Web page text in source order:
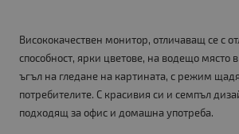
Висококачествен монитор, отличаващ се с
способност, ярки цветове, на водещо място
ъгъл на гледане на картината, с режим
потребителите. С красивия си и семпъл
подходящ за офис и домашна употреба.